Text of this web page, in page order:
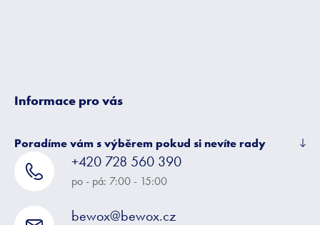
Informace pro vás
Poradíme vám s výběrem pokud si nevíte rady
+420 728 560 390
po - pá: 7:00 - 15:00
bewox@bewox.cz